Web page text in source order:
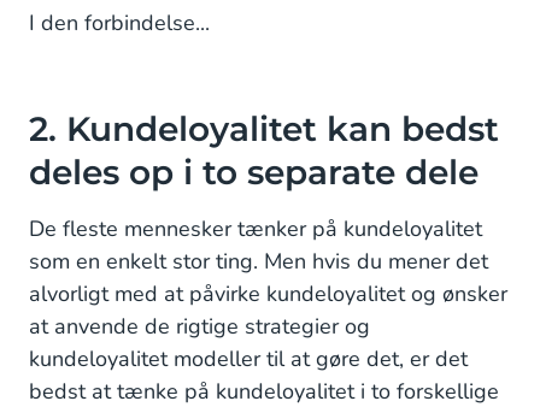
I den forbindelse...
2. Kundeloyalitet kan bedst
deles op i to separate dele
De fleste mennesker tænker på kundeloyalitet
som en enkelt stor ting. Men hvis du mener det
alvorligt med at påvirke kundeloyalitet og ønsker
at anvende de rigtige strategier og
kundeloyalitet modeller til at gøre det, er det
bedst at tænke på kundeloyalitet i to forskellige